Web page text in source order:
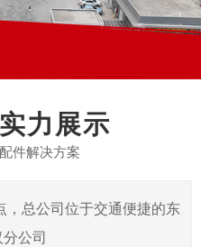
力展示
件解决方案
，总公司位于交通便捷的东
公司